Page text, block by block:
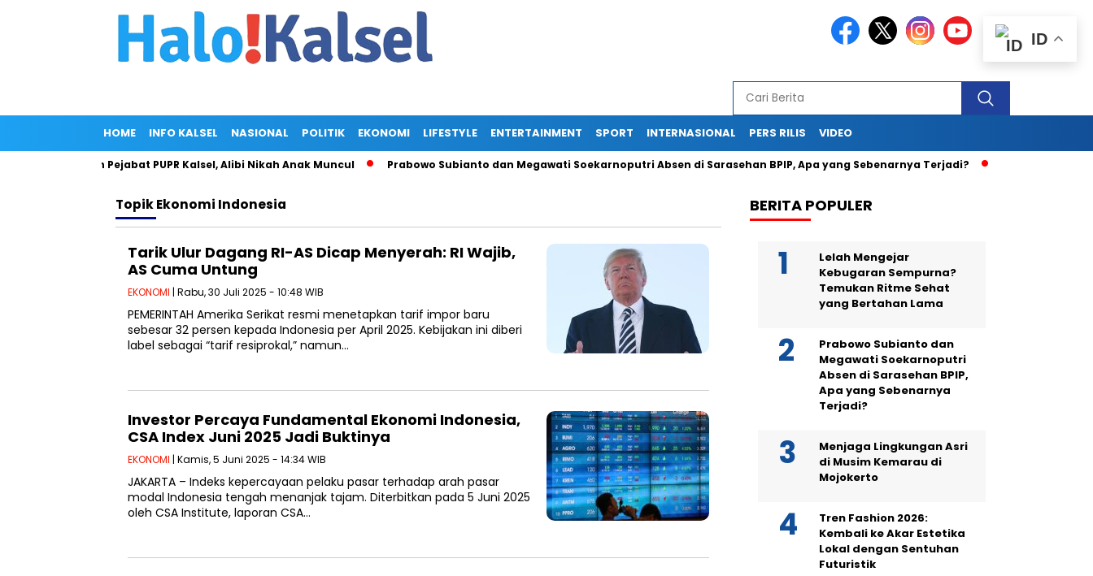
HOME INFO KALSEL NASIONAL POLITIK EKONOMI LIFESTYLE ENTERTAINMENT SPORT INTERNASIONAL PERS RILIS VIDEO
di Rumah Pejabat PUPR Kalsel, Alibi Nikah Anak Muncul Prabowo Subianto dan Megawati Soekarnoputri Absen di Sarasehan BPIP, Apa yang Sebenarnya Terjadi? Teka-Teki
TopikEkonomi Indonesia
Tarik Ulur Dagang RI-AS Dicap Menyerah: RI Wajib,
AS Cuma Untung
EKONOMI | Rabu, 30 Juli 2025 - 10:48 WIB
PEMERINTAH Amerika Serikat resmi menetapkan tarif impor baru
sebesar 32 persen kepada Indonesia per April 2025. Kebijakan ini diberi
label sebagai “tarif resiprokal,” namun…
Investor Percaya Fundamental Ekonomi Indonesia,
CSA Index Juni 2025 Jadi Buktinya
EKONOMI | Kamis, 5 Juni 2025 - 14:34 WIB
JAKARTA – Indeks kepercayaan pelaku pasar terhadap arah pasar
modal Indonesia tengah menanjak tajam. Diterbitkan pada 5 Juni 2025
oleh CSA Institute, laporan CSA…
BERITA POPULER
Lelah Mengejar
Kebugaran Sempurna?
Temukan Ritme Sehat
yang Bertahan Lama
Prabowo Subianto dan
Megawati Soekarnoputri
Absen di Sarasehan BPIP,
Apa yang Sebenarnya
Terjadi?
Menjaga Lingkungan Asri
di Musim Kemarau di
Mojokerto
Tren Fashion 2026:
Kembali ke Akar Estetika
Lokal dengan Sentuhan
Futuristik
ID